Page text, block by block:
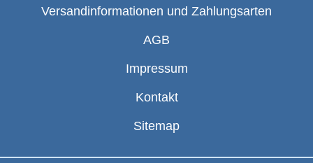
Versandinformationen und Zahlungsarten
AGB
Impressum
Kontakt
Sitemap